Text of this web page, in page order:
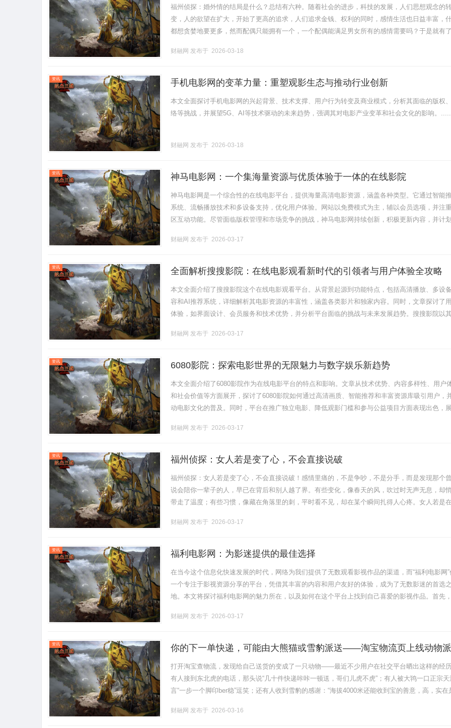
福州侦探：婚外情的结局是什么？总结有六种。随着社会的进步，科技的发展，人们思想观念的
变，人的欲望在扩大，开始了更高的追求，人们追求金钱、权利的同时，感情生活也日益丰富，
都想贪婪地要更多，然而配偶只能拥有一个，一个配偶能满足男女所有的感情需要吗？于是就有
快乐感觉，.........
财融网 发布于 2026-03-18
资讯 手机电影网的变革力量：重塑观影生态与推动行业创新
本文全面探讨手机电影网的兴起背景、技术支撑、用户行为转变及商业模式，分析其面临的版权
络等挑战，并展望5G、AI等技术驱动的未来趋势，强调其对电影产业变革和社会文化的影响。
财融网 发布于 2026-03-18
资讯 神马电影网：一个集海量资源与优质体验于一体的在线影院
神马电影网是一个综合性的在线电影平台，提供海量高清电影资源，涵盖各种类型。它通过智能
系统、流畅播放技术和多设备支持，优化用户体验。网站以免费模式为主，辅以会员选项，并注
区互动功能。尽管面临版权管理和市场竞争的挑战，神马电影网持续创新，积极更新内容，并计划
向，为读者提供了一个深入了解该平台的窗口。......
财融网 发布于 2026-03-17
资讯 全面解析搜搜影院：在线电影观看新时代的引领者与用户体验全攻略
本文全面介绍了搜搜影院这个在线电影观看平台。从背景起源到功能特点，包括高清播放、多设
容和AI推荐系统，详细解析其电影资源的丰富性，涵盖各类影片和独家内容。同时，文章探讨了
体验，如界面设计、会员服务和技术优势，并分析平台面临的挑战与未来发展趋势。搜搜影院以
财融网 发布于 2026-03-17
资讯 6080影院：探索电影世界的无限魅力与数字娱乐新趋势
本文全面介绍了6080影院作为在线电影平台的特点和影响。文章从技术优势、内容多样性、用户
和社会价值等方面展开，探讨了6080影院如何通过高清画质、智能推荐和丰富资源库吸引用户，
动电影文化的普及。同时，平台在推广独立电影、降低观影门槛和参与公益项目方面表现出色，
为电影产业的重要力量。......
财融网 发布于 2026-03-17
资讯 福州侦探：女人若是变了心，不会直接说破
福州侦探：女人若是变了心，不会直接说破！感情里痛的，不是争吵，不是分手，而是发现那个
说会陪你一辈子的人，早已在背后和别人越了界。有些变化，像春天的风，吹过时无声无息，却
带走了温度；有些习惯，像藏在角落里的刺，平时看不见，却在某个瞬间扎得人心疼。女人若是
再深，也.........
财融网 发布于 2026-03-17
资讯 福利电影网：为影迷提供的最佳选择
在当今这个信息化快速发展的时代，网络为我们提供了无数观看影视作品的渠道，而“福利电影网”
一个专注于影视资源分享的平台，凭借其丰富的内容和用户友好的体验，成为了无数影迷的首选之
地。本文将探讨福利电影网的魅力所在，以及如何在这个平台上找到自己喜爱的影视作品。首先
最新上.........
财融网 发布于 2026-03-17
资讯
你的下一单快递，可能由大熊猫或雪豹派送——淘宝物流页上线动物
员
打开淘宝查物流，发现给自己送货的变成了一只动物——最近不少用户在社交平台晒出这样的经历
有人接到东北虎的电话，那头说“几十件快递咔咔一顿送，哥们儿虎不虎”；有人被大鸨一口正宗天
言“一步一个脚印ber稳”逗笑；还有人收到雪豹的感谢：“海拔4000米还能收到宝的善意，高，实在
财融网 发布于 2026-03-16